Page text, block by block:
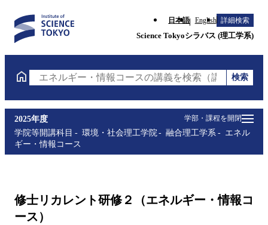
日本語 English 詳細検索
Science Tokyoシラバス (理工学系)
エネルギー・情報コースの講義を検索（講義名・科
検索
学部・課程を開閉
2025年度
学院等開講科目
環境・社会理工学院 融合理工学系
エネル
ギー・情報コース
修士リカレント研修２（エネルギー・情報コ
ース）